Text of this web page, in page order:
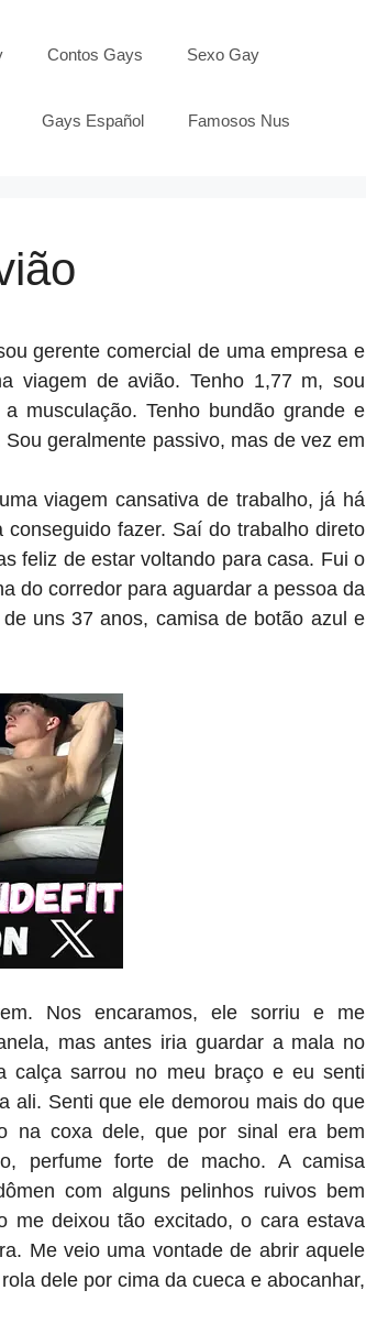
Contos Gays Sexo Gay
Gays Español Famosos Nus
gerente comercial de uma empresa e
viagem de avião. Tenho 1,77 m, sou
musculação. Tenho bundão grande e
geralmente passivo, mas de vez em
viagem cansativa de trabalho, já há
fazer. Saí do trabalho direto
feliz de estar voltando para casa. Fui o
do corredor para aguardar a pessoa da
uns 37 anos, camisa de botão azul e
Nos encaramos, ele sorriu e me
mas antes iria guardar a mala no
calça sarrou no meu braço e eu senti
ali. Senti que ele demorou mais do que
na coxa dele, que por sinal era bem
perfume forte de macho. A camisa
com alguns pelinhos ruivos bem
me deixou tão excitado, o cara estava
Me veio uma vontade de abrir aquele
dele por cima da cueca e abocanhar,